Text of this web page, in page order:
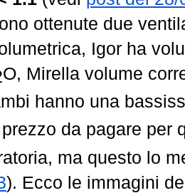
ottenute due
Igor ha
O, Mirella volume
hanno una
da pagare per
ma questo lo
). Ecco le immagini